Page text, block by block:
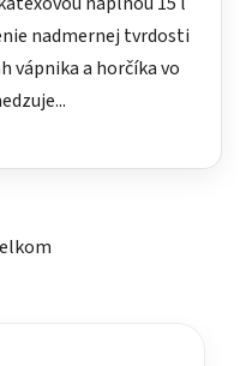
nadmernej tvrdosti
vápnika a horčíka vo